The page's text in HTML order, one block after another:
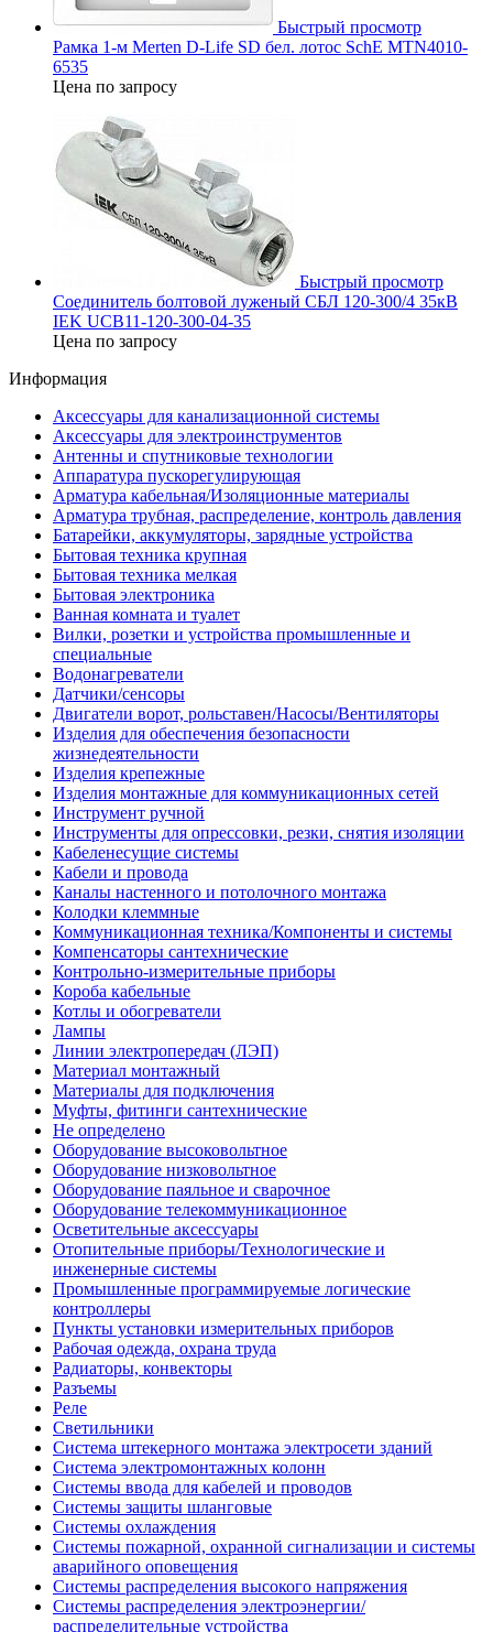
Быстрый просмотр
Рамка 1-м Merten D-Life SD бел. лотос SchE MTN4010-
6535
Цена по запросу
Быстрый просмотр
Соединитель болтовой луженый СБЛ 120-300/4 35кВ
IEK UCB11-120-300-04-35
Цена по запросу
Информация
Аксессуары для канализационной системы
Аксессуары для электроинструментов
Антенны и спутниковые технологии
Аппаратура пускорегулирующая
Арматура кабельная/Изоляционные материалы
Арматура трубная, распределение, контроль давления
Батарейки, аккумуляторы, зарядные устройства
Бытовая техника крупная
Бытовая техника мелкая
Бытовая электроника
Ванная комната и туалет
Вилки, розетки и устройства промышленные и
специальные
Водонагреватели
Датчики/сенсоры
Двигатели ворот, рольставен/Насосы/Вентиляторы
Изделия для обеспечения безопасности
жизнедеятельности
Изделия крепежные
Изделия монтажные для коммуникационных сетей
Инструмент ручной
Инструменты для опрессовки, резки, снятия изоляции
Кабеленесущие системы
Кабели и провода
Каналы настенного и потолочного монтажа
Колодки клеммные
Коммуникационная техника/Компоненты и системы
Компенсаторы сантехнические
Контрольно-измерительные приборы
Короба кабельные
Котлы и обогреватели
Лампы
Линии электропередач (ЛЭП)
Материал монтажный
Материалы для подключения
Муфты, фитинги сантехнические
Не определено
Оборудование высоковольтное
Оборудование низковольтное
Оборудование паяльное и сварочное
Оборудование телекоммуникационное
Осветительные аксессуары
Отопительные приборы/Технологические и
инженерные системы
Промышленные программируемые логические
контроллеры
Пункты установки измерительных приборов
Рабочая одежда, охрана труда
Радиаторы, конвекторы
Разъемы
Реле
Светильники
Система штекерного монтажа электросети зданий
Система электромонтажных колонн
Системы ввода для кабелей и проводов
Системы защиты шланговые
Системы охлаждения
Системы пожарной, охранной сигнализации и системы
аварийного оповещения
Системы распределения высокого напряжения
Системы распределения электроэнергии/
распределительные устройства